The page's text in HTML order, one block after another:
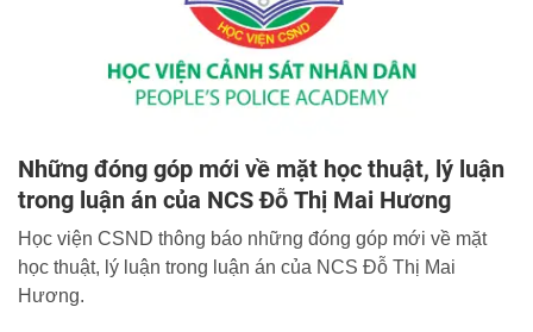
Những đóng góp mới về mặt học thuật, lý luận
trong luận án của NCS Đỗ Thị Mai Hương
Học viện CSND thông báo những đóng góp mới về mặt
học thuật, lý luận trong luận án của NCS Đỗ Thị Mai
Hương.